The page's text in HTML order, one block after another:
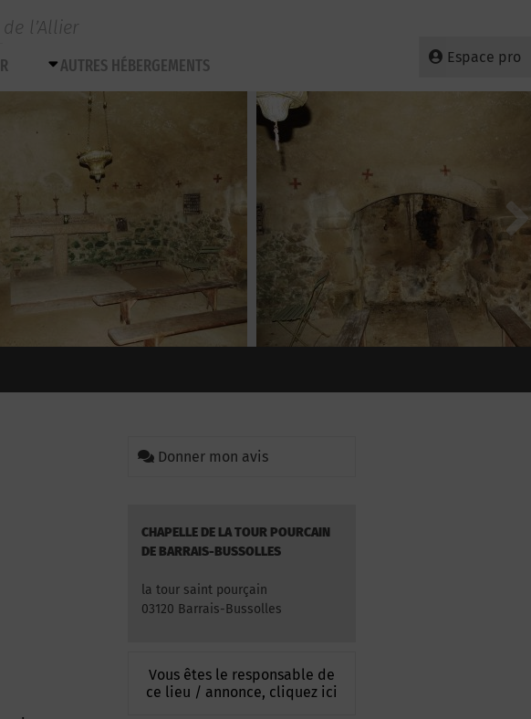
l’Allier
Espace pro
AUTRES HÉBERGEMENTS
Donner mon avis
CHAPELLE DE LA TOUR POURCAIN
DE BARRAIS-BUSSOLLES
la tour saint pourçain
03120 Barrais-Bussolles
Vous êtes le responsable de
ce lieu / annonce, cliquez ici